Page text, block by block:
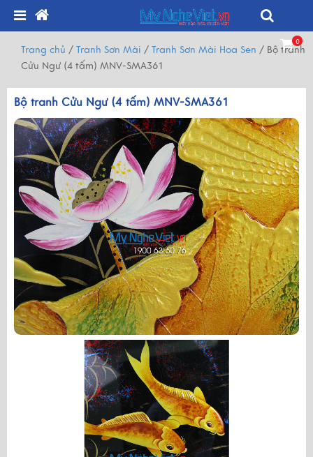
0
Trang chủ / Tranh Sơn Mài / Tranh Sơn Mài Hoa Sen / Bộ tranh
Cửu Ngư (4 tấm) MNV-SMA361
Bộ tranh Cửu Ngư (4 tấm) MNV-SMA361